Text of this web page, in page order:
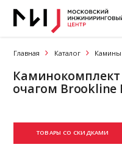
Главная Каталог Камины
очагом Brookline
ТОВАРЫ СО СКИДКАМИ